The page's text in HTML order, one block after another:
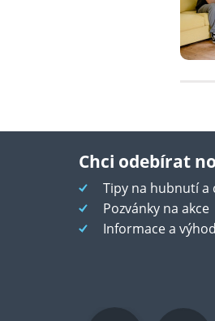
Chci odebírat
Tipy na hubnutí a
Pozvánky na akce
Informace a